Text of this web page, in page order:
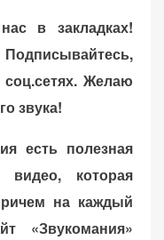
в закладках!
Подписывайтесь,
соц.сетях. Желаю
звука!
есть полезная
которая
на каждый
«Звукомания»